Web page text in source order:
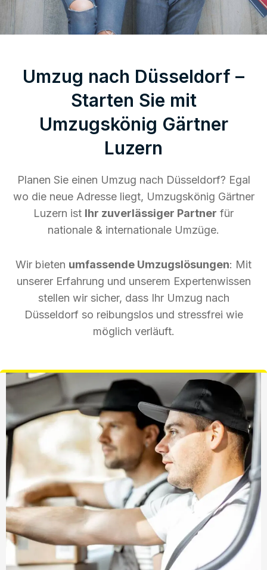
Umzug nach Düsseldorf –
Starten Sie mit
Umzugskönig Gärtner
Luzern
Planen Sie einen Umzug nach Düsseldorf? Egal
wo die neue Adresse liegt, Umzugskönig Gärtner
Luzern ist Ihr zuverlässiger Partner für
nationale & internationale Umzüge.
Wir bieten umfassende Umzugslösungen: Mit
unserer Erfahrung und unserem Expertenwissen
stellen wir sicher, dass Ihr Umzug nach
Düsseldorf so reibungslos und stressfrei wie
möglich verläuft.